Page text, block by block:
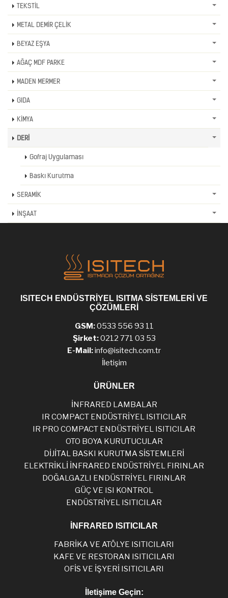
TEKSTİL
METAL DEMİR ÇELİK
BEYAZ EŞYA
AĞAÇ MDF PARKE
MADEN MERMER
GIDA
KİMYA
DERİ
Gofraj Uygulaması
Baskı Kurutma
SERAMİK
İNŞAAT
ISITECH ENDÜSTRİYEL ISITMA SİSTEMLERİ VE
ÇÖZÜMLERİ
GSM:0533 556 93 11
Şirket:0212 771 03 53
E-Mail:info@isitech.com.tr
İletişim
ÜRÜNLER
İNFRARED LAMBALAR
IR COMPACT ENDÜSTRİYEL ISITICILAR
IR PRO COMPACT ENDÜSTRİYEL ISITICILAR
OTO BOYA KURUTUCULAR
DİJİTAL BASKI KURUTMA SİSTEMLERİ
ELEKTRİKLİ İNFRARED ENDÜSTRİYEL FIRINLAR
DOĞALGAZLI ENDÜSTRİYEL FIRINLAR
GÜÇ VE ISI KONTROL
ENDÜSTRİYEL ISITICILAR
İNFRARED ISITICILAR
FABRİKA VE ATÖLYE ISITICILARI
KAFE VE RESTORAN ISITICILARI
OFİS VE İŞYERİ ISITICILARI
İletişime Geçin: